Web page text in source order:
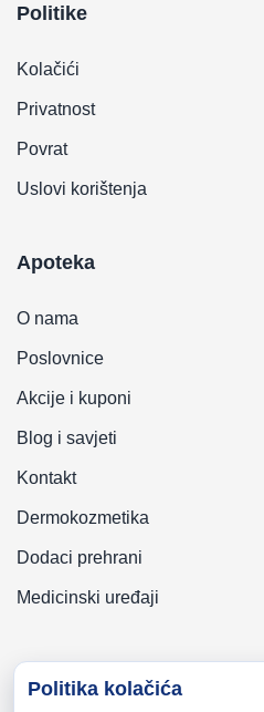
Politike
Kolačići
Privatnost
Povrat
Uslovi korištenja
Apoteka
O nama
Poslovnice
Akcije i kuponi
Blog i savjeti
Kontakt
Dermokozmetika
Dodaci prehrani
Medicinski uređaji
Politika kolačića